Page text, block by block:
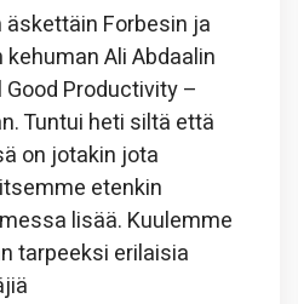
äskettäin Forbesin ja
kehuman Ali Abdaalin
Good Productivity –
Tuntui heti siltä että
on jotakin jota
etenkin
lisää. Kuulemme
tarpeeksi erilaisia